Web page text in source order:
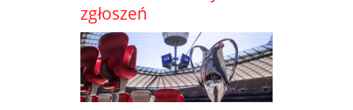
zgłoszeń